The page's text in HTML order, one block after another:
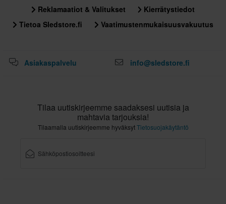
Reklamaatiot & Valitukset
Kierrätystiedot
Tietoa Sledstore.fi
Vaatimustenmukaisuusvakuutus
Asiakaspalvelu info@sledstore.fi
Tilaa uutiskirjeemme saadaksesi uutisia ja
mahtavia tarjouksia!
Tilaamalla uutiskirjeemme hyväksytTietosuojakäytäntö